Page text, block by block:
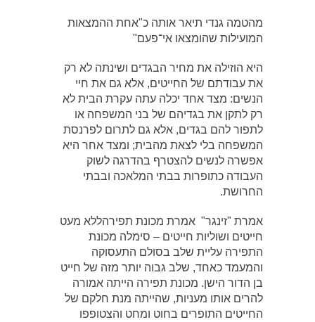
מהטמה גנדי תיאר אותה כ"אחת ההמצאות
המועילות שהומצאו אי־פעם"
היא הוזילה את מחיר הבגדים ושינתה לא רק
את עבודתם של החייטים, אלא גם את חיי
הנשים: מצד אחד יכלה עתה עקרת הבית לא
רק לתקן את בגדיהם של בני המשפחה או
לתפור להם בגדים, אלא גם לתרום לפרנסת
המשפחה בלי לצאת מהבית; ומצד אחר היא
אפשרה לנשים להצטרף בהדרגה לשוק
העבודה כתופרות בבתי המלאכה ובבתי
החרושת.
אמרת "זינגר" אמרת מכונת תפירהללא מעט
חייטים ושוליות חייטים – סימלה מכונת
התפירה עליית שלב בסולם התעסוקה
והמעמד כאחד, שלב גבוה יותר מזה של חייט
בן הדור הישן. מכונת תפירה הייתה אמורה
להרים אותו מעניות, שהייתה מנת חלקם של
החייטים התופרים בחוט ומחט והצטופפו